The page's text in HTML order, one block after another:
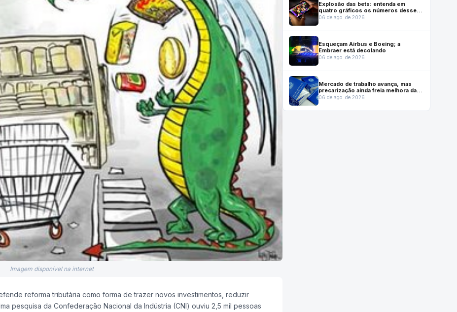
Imagem disponível na internet
reforma tributária como forma de trazer novos investimentos, reduzir
pesquisa da Confederação Nacional da Indústria (CNI) ouviu 2,5 mil pessoas
Explosão das bets: entenda em
quatro gráficos os números desse
mercado no Brasil
06 de ago. de 2026
Esqueçam Airbus e Boeing; a
Embraer está decolando
06 de ago. de 2026
Mercado de trabalho avança, mas
precarização ainda freia melhora das
condições de emprego, mostra
06 de ago. de 2026